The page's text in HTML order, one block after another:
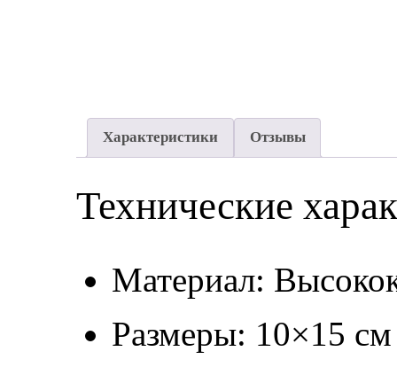
Характеристики Отзывы
Технические
Материал:
Размеры: 10×15 см